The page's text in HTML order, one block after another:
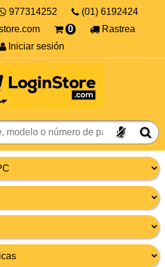
977314252
(01) 6192424
0
Rastrea
Iniciar sesión